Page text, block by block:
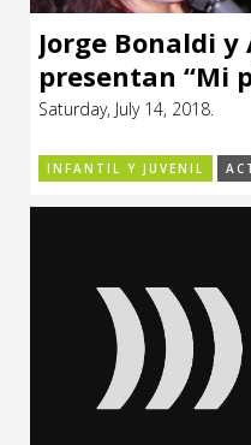
Jorge Bonaldi
presentan “Mi
Saturday, July 14, 2018.
INFANTIL Y JUVENIL